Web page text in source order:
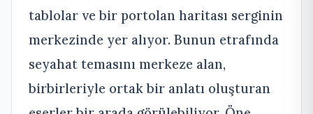
tablolar ve bir portolan haritası serginin
merkezinde yer alıyor. Bunun etrafında
seyahat temasını merkeze alan,
birbirleriyle ortak bir anlatı oluşturan